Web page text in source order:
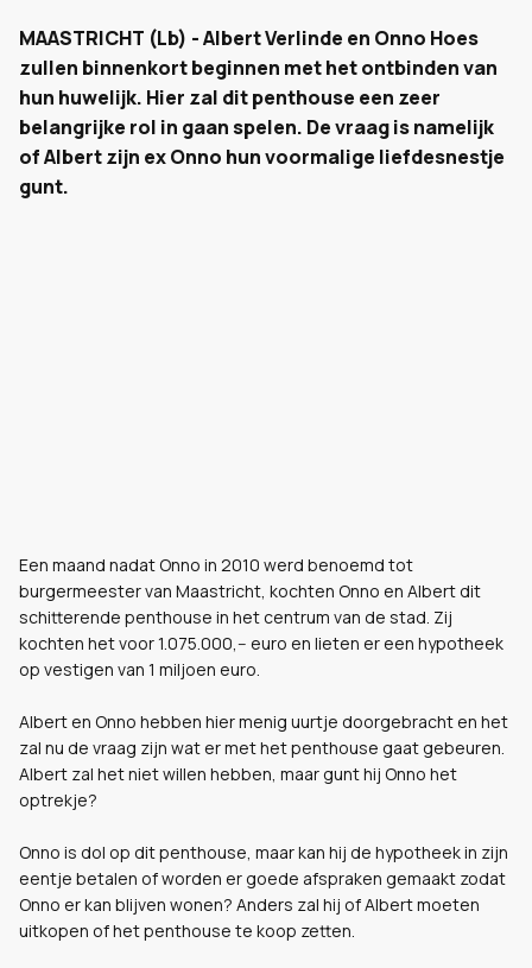
MAASTRICHT (Lb) - Albert Verlinde en Onno Hoes
zullen binnenkort beginnen met het ontbinden van
hun huwelijk. Hier zal dit penthouse een zeer
belangrijke rol in gaan spelen. De vraag is namelijk
of Albert zijn ex Onno hun voormalige liefdesnestje
gunt.
Een maand nadat Onno in 2010 werd benoemd tot
burgermeester van Maastricht, kochten Onno en Albert dit
schitterende penthouse in het centrum van de stad. Zij
kochten het voor 1.075.000,-- euro en lieten er een hypotheek
op vestigen van 1 miljoen euro.
Albert en Onno hebben hier menig uurtje doorgebracht en het
zal nu de vraag zijn wat er met het penthouse gaat gebeuren.
Albert zal het niet willen hebben, maar gunt hij Onno het
optrekje?
Onno is dol op dit penthouse, maar kan hij de hypotheek in zijn
eentje betalen of worden er goede afspraken gemaakt zodat
Onno er kan blijven wonen? Anders zal hij of Albert moeten
uitkopen of het penthouse te koop zetten.